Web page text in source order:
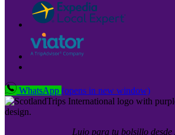
WhatsApp (opens in new window)
Lujo para tu bolsillo desde